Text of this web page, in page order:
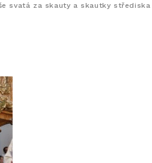
svatá za skauty a skautky